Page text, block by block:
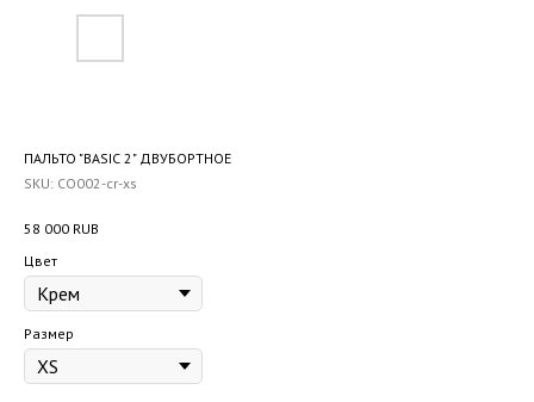
ПАЛЬТО "BASIC 2" ДВУБОРТНОЕ
SKU: CO002-cr-xs
58 000 RUB
Цвет
Размер